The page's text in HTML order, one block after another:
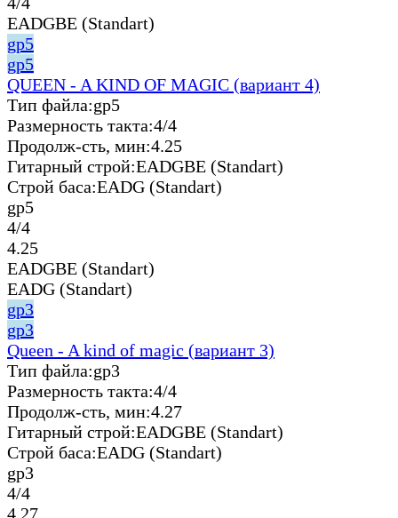
EADGBE (Standart)
gp5
gp5
QUEEN - A KIND OF MAGIC (вариант 4)
Тип файла:gp5
Размерность такта:4/4
Продолж-сть, мин:4.25
Гитарный строй:EADGBE (Standart)
Строй баса:EADG (Standart)
gp5
4/4
4.25
EADGBE (Standart)
EADG (Standart)
gp3
gp3
Queen - A kind of magic (вариант 3)
Тип файла:gp3
Размерность такта:4/4
Продолж-сть, мин:4.27
Гитарный строй:EADGBE (Standart)
Строй баса:EADG (Standart)
gp3
4/4
4.27